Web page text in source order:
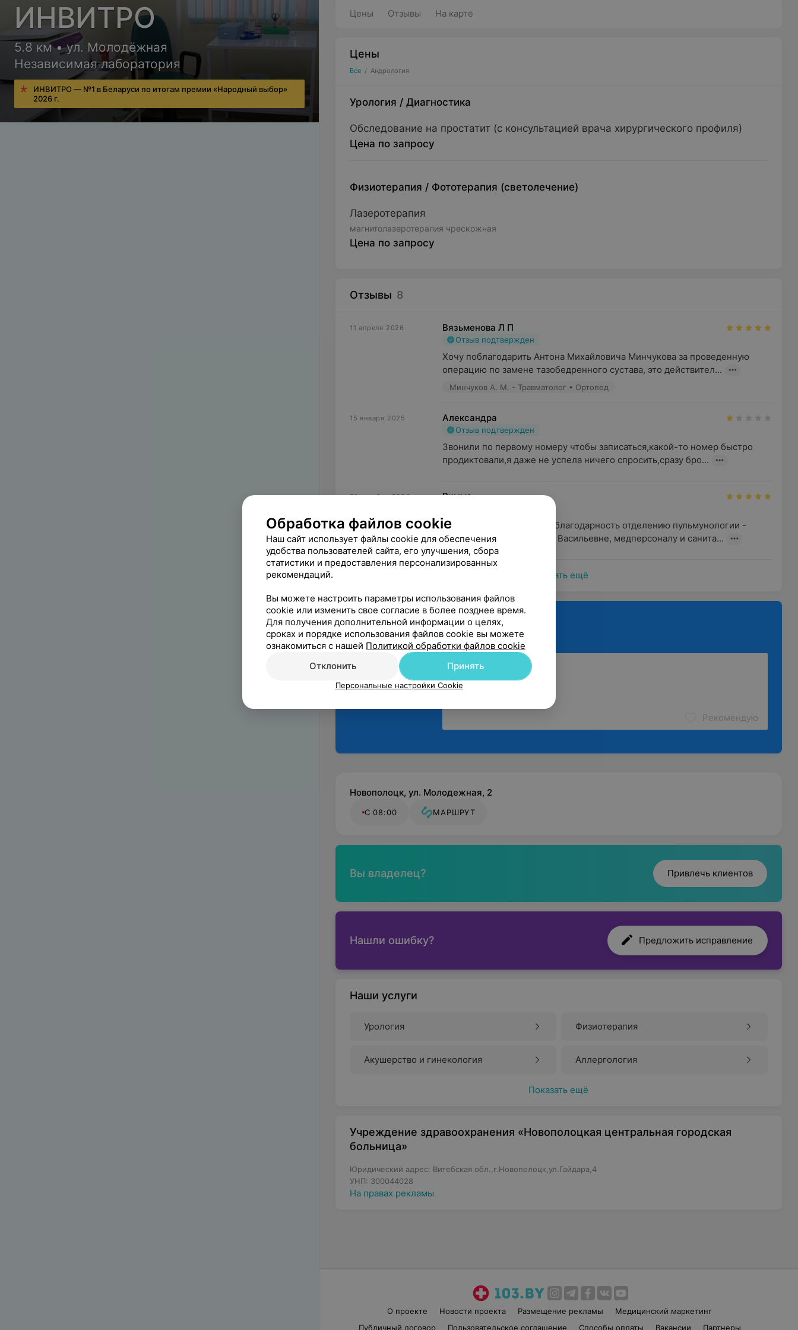
Цены Отзывы На карте
Цены
Все / Андрология
Урология / Диагностика
Обследование на простатит (с консультацией врача хирургического профиля)
Цена по запросу
Физиотерапия / Фототерапия (светолечение)
Лазеротерапия
магнитолазеротерапия чрескожная
Цена по запросу
Отзывы 8
11 апреля 2026 Вязьменова Л П
Отзыв подтвержден
Хочу поблагодарить Антона Михайловича Минчукова за проведенную
операцию по замене тазобедренного сустава, это действител...
Минчуков А. М. - Травматолог • Ортопед
15 января 2025 Александра
Отзыв подтвержден
Звонили по первому номеру чтобы записаться,какой-то номер быстро
продиктовали,я даже не успела ничего спросить,сразу бро...
31 декабря 2024 Римма
Хочу выразить огромную благодарность отделению пульмунологии -
лечащему врачу  Наталье Васильевне, медперсоналу и санита...
Показать ещё
Поделитесь
мнением
Рекомендую
Новополоцк, ул. Молодежная, 2
С 08:00 МАРШРУТ
Вы владелец? Привлечь клиентов
Нашли ошибку? Предложить исправление
Наши услуги
Урология Физиотерапия
Акушерство и гинекология Аллергология
Показать ещё
Учреждение здравоохранения «Новополоцкая центральная городская
больница»
Юридический адрес: Витебская обл.,г.Новополоцк,ул.Гайдара,4
УНП: 300044028
На правах рекламы
О проекте Новости проекта Размещение рекламы
Медицинский маркетинг
Публичный договор
Пользовательское соглашение Способы оплаты Вакансии Партнеры
ИНВИТРО
5.8 км • ул. Молодёжная
Независимая лаборатория
ИНВИТРО — №1 в Беларуси по итогам премии «Народный выбор»
2026 г.
Обработка файлов cookie
Наш сайт использует файлы cookie для обеспечения
удобства пользователей сайта, его улучшения, сбора
статистики и предоставления персонализированных
рекомендаций.
Вы можете настроить параметры использования файлов
cookie или изменить свое согласие в более позднее время.
Для получения дополнительной информации о целях,
сроках и порядке использования файлов cookie вы можете
ознакомиться с нашей Политикой обработки файлов cookie
Отклонить
Принять
Персональные настройки Cookie